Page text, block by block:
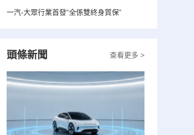
一汽-大眾行業首發“全係雙終身質保”
查看更多 >
頭條新聞